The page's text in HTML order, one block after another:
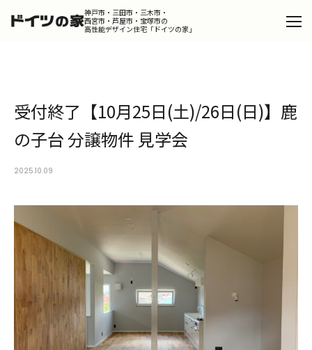
神戸市・三田市・三木市・
西宮市・芦屋市・宝塚市の
高性能デザイン住宅「ドイツの家」
Design
デザインコンセプト
ドイツの家
Portfolio
ポートフォリオ
Dialog
スタッフが語るドイツの家の魅力
Column
コラム
Event
イベント・お知らせ
受付終了【10月25日(土)/26日(日)】鹿
の子台 分譲物件 見学会
2025.10.09